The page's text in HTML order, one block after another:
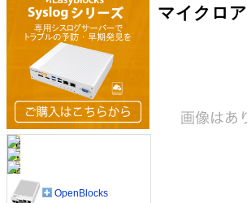
マイクロ
OpenBlocks